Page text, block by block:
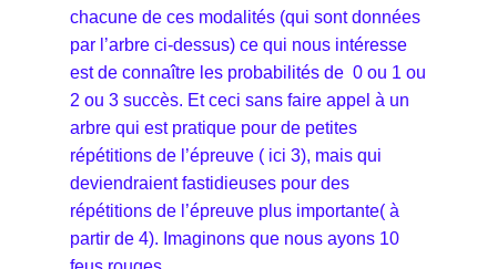
chacune de ces modalités (qui sont données
par l’arbre ci-dessus) ce qui nous intéresse
est de connaître les probabilités de 0 ou 1 ou
2 ou 3 succès. Et ceci sans faire appel à un
arbre qui est pratique pour de petites
répétitions de l’épreuve ( ici 3), mais qui
deviendraient fastidieuses pour des
répétitions de l’épreuve plus importante( à
partir de 4). Imaginons que nous ayons 10